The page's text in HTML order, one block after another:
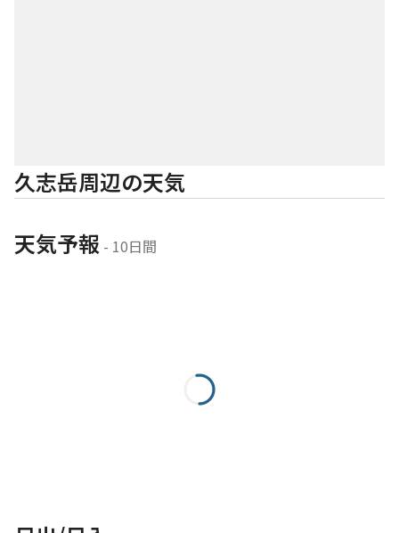
久志岳周辺の天気
天気予報 - 10日間